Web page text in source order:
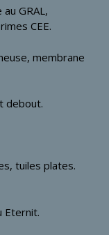
GRAL,
CEE.
membrane
debout.
tuiles plates.
Eternit.